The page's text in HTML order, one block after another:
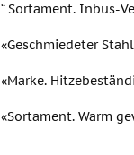
“ Sortament. Inbus-
«Geschmiedeter
«Marke.
«Sortament. Warm